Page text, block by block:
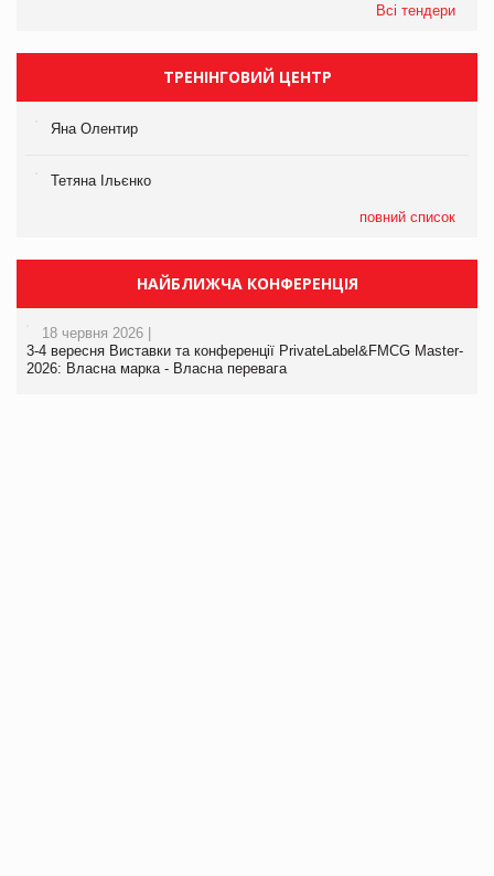
Всі тендери
ТРЕНІНГОВИЙ ЦЕНТР
Яна Олентир
Тетяна Ільєнко
повний список
НАЙБЛИЖЧА КОНФЕРЕНЦІЯ
18 червня 2026 |
3-4 вересня Виставки та конференції PrivateLabel&FMCG Master-
2026: Власна марка - Власна перевага